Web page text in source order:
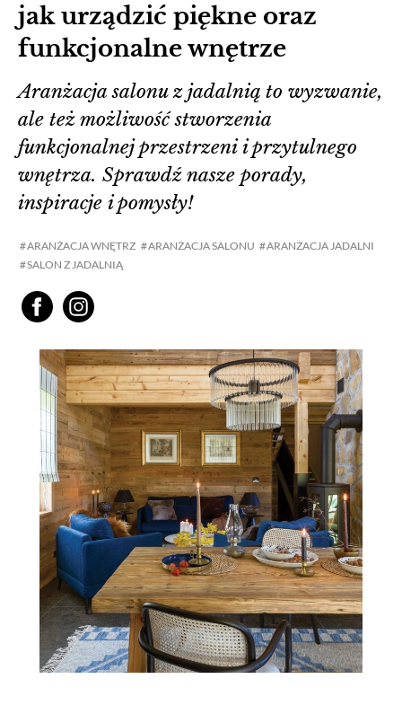
jak urządzić piękne oraz
funkcjonalne wnętrze
ARANŻACJA WNĘTRZ ARANŻACJA SALONU
ARANŻACJA JADALNI
SALON Z JADALNIĄ
Aranżacja salonu z jadalnią to wyzwanie,
ale też możliwość stworzenia
funkcjonalnej przestrzeni i przytulnego
wnętrza. Sprawdź nasze porady,
inspiracje i pomysły!